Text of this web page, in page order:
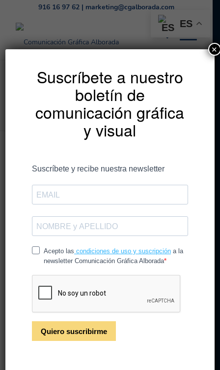
916 16 97 62| marketing@cgalborada.com
Listado de la etiqueta:
Estás en: Inicio / cartón
Entradas
Ariel lanza un nuevo
envase eco-sostenible
7 de febrero de 2023 / enNoticias
Ariel, la marca líder de detergentes en España, ha
lanzado al mercado un nuevo producto envasado
en cartón para detergente en cápsulas.
ES
Suscríbete a nuestro
boletín de
comunicación gráfica
y visual
✕